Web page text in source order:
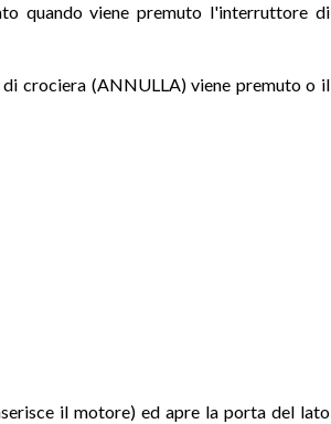
quando viene premuto l'interruttore di
crociera (ANNULLA) viene premuto o il
il motore) ed apre la porta del lato